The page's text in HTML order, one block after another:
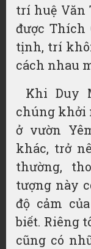
trí huệ Văn
được Thích
tịnh, trí
cách nhau
Khi Duy
chúng khởi
ở vườn
khác, trở
thường,
tượng này
độ cảm
biết. Riêng
cũng có